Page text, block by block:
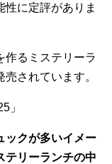
に定評がありま
作るミステリーラ
されています。
」
ックが多いイメー
テリーランチの中